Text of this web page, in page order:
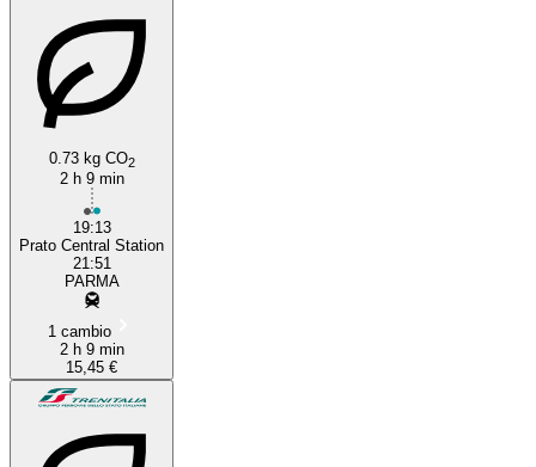
0.73 kg CO2
2 h 9 min
19:13
Prato Central Station
21:51
PARMA
1 cambio
2 h 9 min
15,45 €